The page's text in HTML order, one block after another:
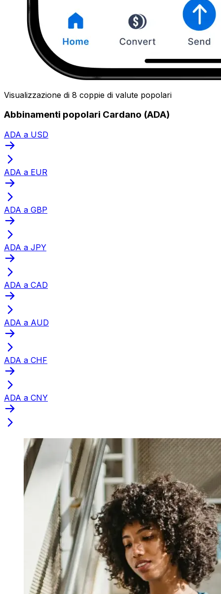
Visualizzazione di 8 coppie di valute popolari
Abbinamenti popolari Cardano (ADA)
ADA a USD
ADA a EUR
ADA a GBP
ADA a JPY
ADA a CAD
ADA a AUD
ADA a CHF
ADA a CNY